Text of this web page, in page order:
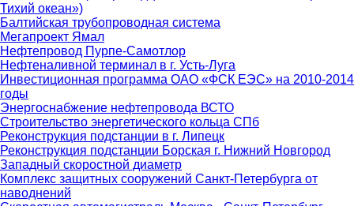
Тихий океан»)
Балтийская трубопроводная система
Мегапроект Ямал
Нефтепровод Пурпе-Самотлор
Нефтеналивной терминал в г. Усть-Луга
Инвестиционная программа ОАО «ФСК ЕЭС» на 2010-2014
годы
Энергоснабжение нефтепровода ВСТО
Строительство энергетического кольца СПб
Реконструкция подстанции в г. Липецк
Реконструкция подстанции Борская г. Нижний Новгород
Западный скоростной диаметр
Комплекс защитных сооружений Санкт-Петербурга от
наводнений